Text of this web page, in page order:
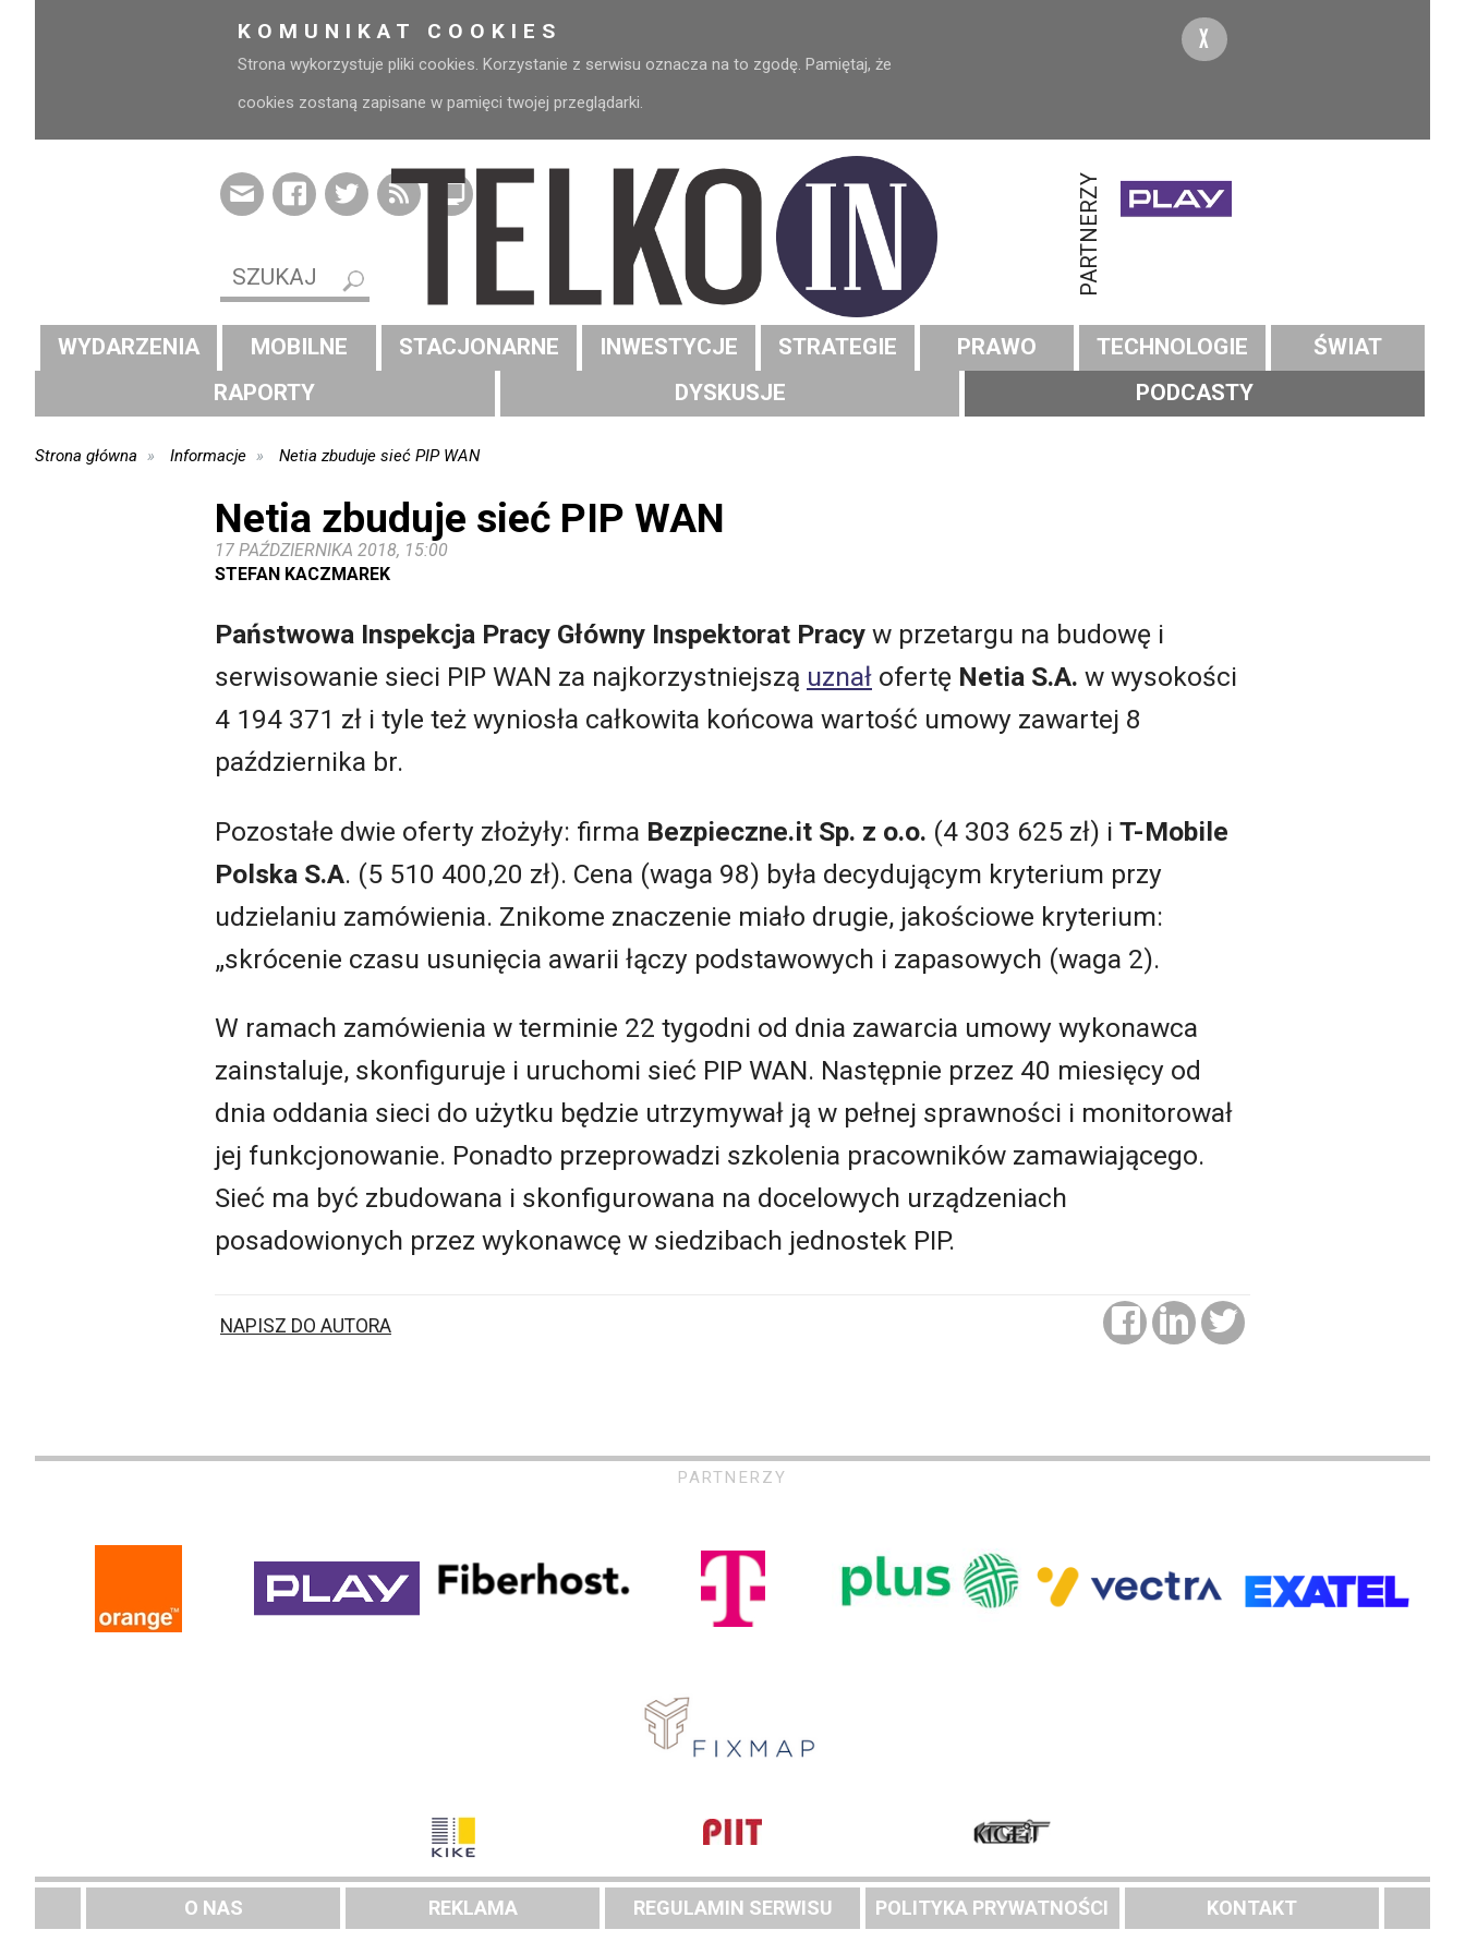
KOMUNIKAT COOKIES
Strona wykorzystuje pliki cookies. Korzystanie z serwisu oznacza na to zgodę. Pamiętaj, że
cookies zostaną zapisane w pamięci twojej przeglądarki.
X
PARTNERZY
WYDARZENIA MOBILNE STACJONARNE INWESTYCJE STRATEGIE PRAWO TECHNOLOGIE
ŚWIAT
RAPORTY
DYSKUSJE PODCASTY
Strona główna Informacje Netia zbuduje sieć PIP WAN
Netia zbuduje sieć PIP WAN
17 PAŹDZIERNIKA 2018, 15:00
STEFAN KACZMAREK
Państwowa Inspekcja Pracy Główny Inspektorat Pracy w przetargu na budowę i
serwisowanie sieci PIP WAN za najkorzystniejszą uznał ofertę Netia S.A. w wysokości
4 194 371 zł i tyle też wyniosła całkowita końcowa wartość umowy zawartej 8
października br.
Pozostałe dwie oferty złożyły: firma Bezpieczne.it Sp. z o.o. (4 303 625 zł) i T-Mobile
Polska S.A. (5 510 400,20 zł). Cena (waga 98) była decydującym kryterium przy
udzielaniu zamówienia. Znikome znaczenie miało drugie, jakościowe kryterium:
„skrócenie czasu usunięcia awarii łączy podstawowych i zapasowych (waga 2).
W ramach zamówienia w terminie 22 tygodni od dnia zawarcia umowy wykonawca
zainstaluje, skonfiguruje i uruchomi sieć PIP WAN. Następnie przez 40 miesięcy od
dnia oddania sieci do użytku będzie utrzymywał ją w pełnej sprawności i monitorował
jej funkcjonowanie. Ponadto przeprowadzi szkolenia pracowników zamawiającego.
Sieć ma być zbudowana i skonfigurowana na docelowych urządzeniach
posadowionych przez wykonawcę w siedzibach jednostek PIP.
NAPISZ DO AUTORA
PARTNERZY
O NAS REKLAMA REGULAMIN SERWISU POLITYKA PRYWATNOŚCI KONTAKT